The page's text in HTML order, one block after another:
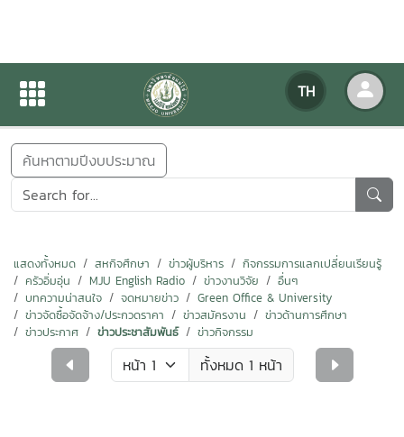
TH
ข่าวสารกิจกรรม
ค้นหาตามปีงบประมาณ
แสดงทั้งหมด สหกิจศึกษา ข่าวผู้บริหาร
กิจกรรมการแลกเปลี่ยนเรียนรู้
ครัวอิ่มอุ่น
MJU English Radio ข่าวงานวิจัย
อื่นๆ
บทความน่าสนใจ
จดหมายข่าว
Green Office & University
ข่าวจัดซื้อจัดจ้าง/ประกวดราคา
ข่าวสมัครงาน
ข่าวด้านการศึกษา
ข่าวประกาศ
ข่าวประชาสัมพันธ์ ข่าวกิจกรรม
ทั้งหมด 1 หน้า